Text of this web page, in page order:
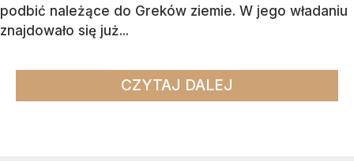
podbić należące do Greków ziemie. W jego władaniu
znajdowało się już...
CZYTAJ DALEJ